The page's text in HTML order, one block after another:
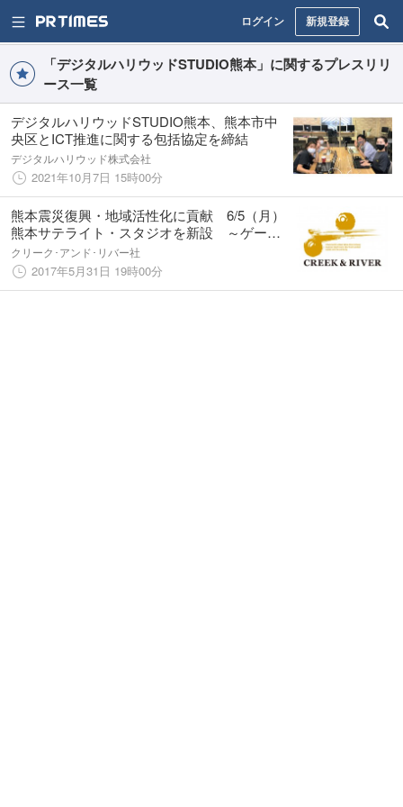
ログイン 新規登録
「デジタルハリウッドSTUDIO熊本」に関するプレスリリ
ース一覧
デジタルハリウッドSTUDIO熊本、熊本市中
央区とICT推進に関する包括協定を締結
デジタルハリウッド株式会社
2021年10月7日 15時00分
熊本震災復興・地域活性化に貢献 6/5（月）
熊本サテライト・スタジオを新設 ～ゲー
ム・アニメ制作の人材育成・雇用創出～
クリーク･アンド･リバー社
2017年5月31日 19時00分